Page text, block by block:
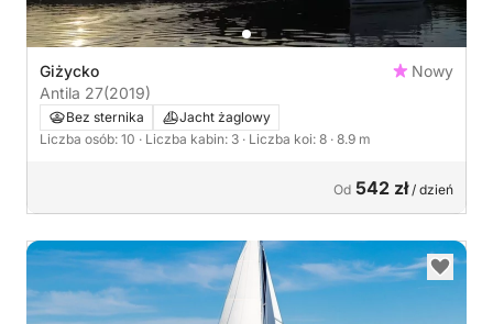
Giżycko
Nowy
Antila 27(2019)
Bez sternika
Jacht żaglowy
Liczba osób: 10 · Liczba kabin: 3 · Liczba koi: 8 · 8.9 m
Od 542 zł/ dzień